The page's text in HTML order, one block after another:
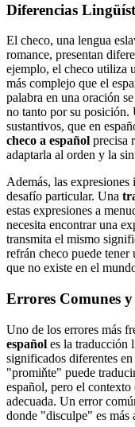
Diferencias
El checo, una lengua
romance, presentan
ejemplo, el checo utiliza
más complejo que el
palabra en una oración
no tanto por su posición.
sustantivos, que en
checo a español precisa
adaptarla al orden y la
Además, las
desafío particular. Una
estas expresiones a
necesita encontrar una
transmita el mismo
refrán checo puede
que no existe en el
Errores Comunes
Uno de los errores más
español es la traducción
significados diferentes
"promiňte" puede
español, pero el
adecuada. Un error
donde "disculpe" es más